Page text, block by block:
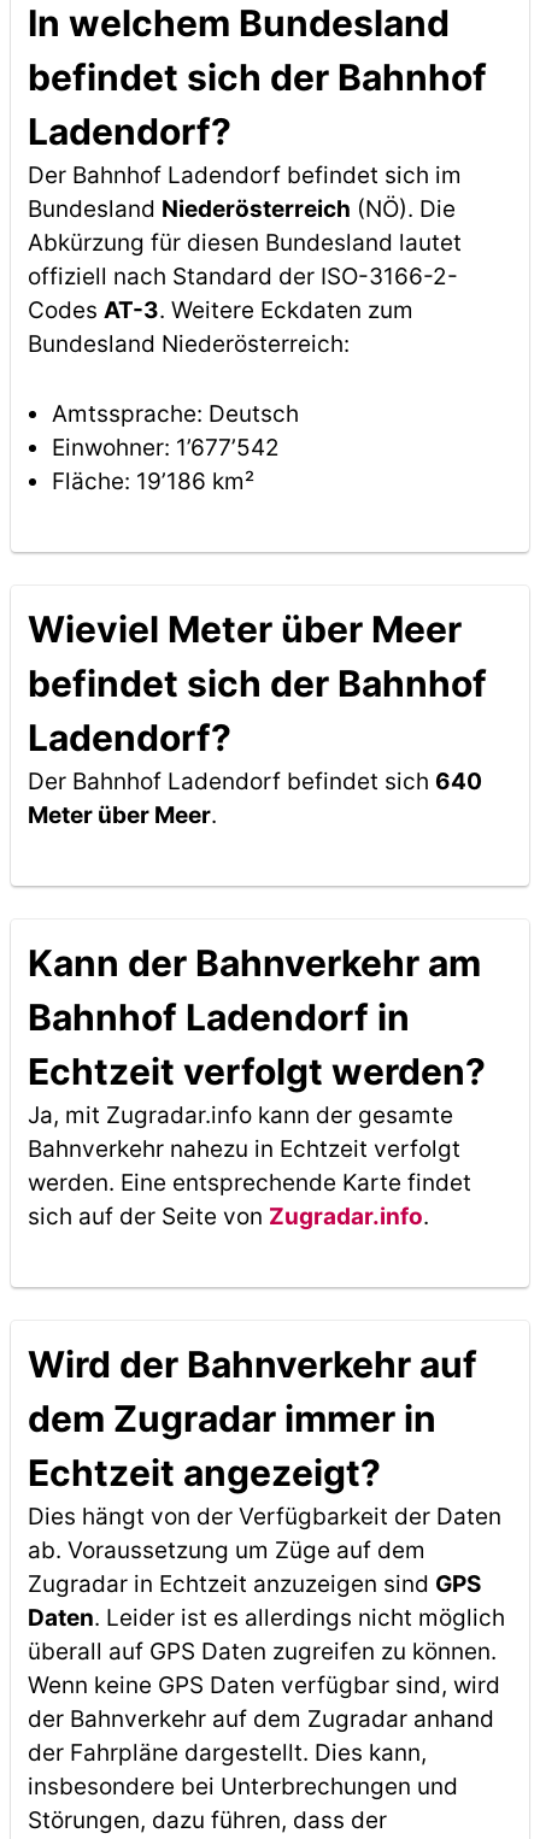
In welchem Bundesland
befindet sich der Bahnhof
Ladendorf?
Der Bahnhof Ladendorf befindet sich im
Bundesland Niederösterreich (NÖ). Die
Abkürzung für diesen Bundesland lautet
offiziell nach Standard der ISO-3166-2-
Codes AT-3. Weitere Eckdaten zum
Bundesland Niederösterreich:
Amtssprache: Deutsch
Einwohner: 1’677’542
Fläche: 19’186 km²
Wieviel Meter über Meer
befindet sich der Bahnhof
Ladendorf?
Der Bahnhof Ladendorf befindet sich 640
Meter über Meer.
Kann der Bahnverkehr am
Bahnhof Ladendorf in
Echtzeit verfolgt werden?
Ja, mit Zugradar.info kann der gesamte
Bahnverkehr nahezu in Echtzeit verfolgt
werden. Eine entsprechende Karte findet
sich auf der Seite von Zugradar.info.
Wird der Bahnverkehr auf
dem Zugradar immer in
Echtzeit angezeigt?
Dies hängt von der Verfügbarkeit der Daten
ab. Voraussetzung um Züge auf dem
Zugradar in Echtzeit anzuzeigen sind GPS
Daten. Leider ist es allerdings nicht möglich
überall auf GPS Daten zugreifen zu können.
Wenn keine GPS Daten verfügbar sind, wird
der Bahnverkehr auf dem Zugradar anhand
der Fahrpläne dargestellt. Dies kann,
insbesondere bei Unterbrechungen und
Störungen, dazu führen, dass der